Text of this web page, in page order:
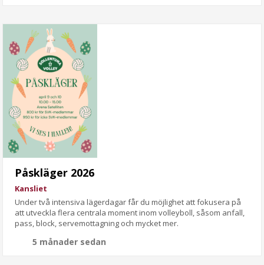
Påskläger 2026
Kansliet
Under två intensiva lägerdagar får du möjlighet att fokusera på
att utveckla flera centrala moment inom volleyboll, såsom anfall,
pass, block, serve­mottagning och mycket mer.
5 månader sedan